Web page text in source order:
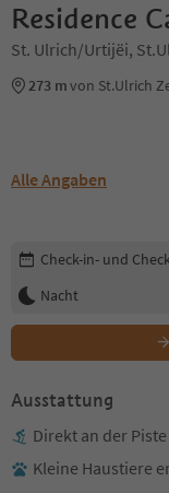
Residence
St. Ulrich/Urtijëi,
273 mvon St.Ulrich
Alle Angaben
Buchungsdetails
Check-in- und
Nacht
Ausstattung
Direkt an der Piste
Kleine Haustiere